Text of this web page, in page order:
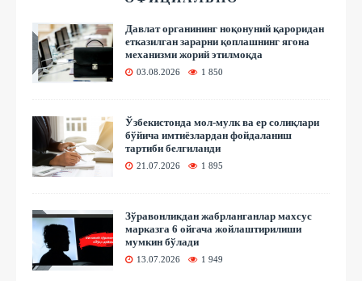
Давлат органининг ноқонуний қароридан
етказилган зарарни қоплашнинг ягона
механизми жорий этилмоқда
03.08.2026 1 850
Ўзбекистонда мол-мулк ва ер солиқлари
бўйича имтиёзлардан фойдаланиш
тартиби белгиланди
21.07.2026 1 895
Зўравонликдан жабрланганлар махсус
марказга 6 ойгача жойлаштирилиши
мумкин бўлади
13.07.2026 1 949